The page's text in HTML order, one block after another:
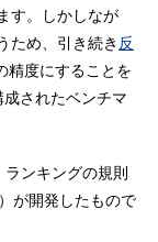
す。しかしなが
ため、引き続き 反
精度にすることを
されたベンチマ
ランキングの規則
が開発したもので